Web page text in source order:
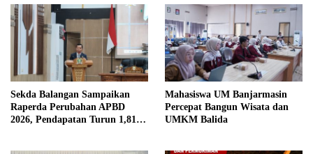
Sekda Balangan Sampaikan
Raperda Perubahan APBD
2026, Pendapatan Turun 1,81
Mahasiswa UM Banjarmasin
Percepat Bangun Wisata dan
UMKM Balida